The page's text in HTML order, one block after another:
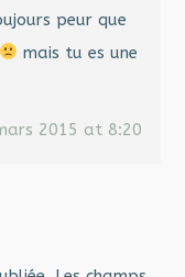
peur que
mais tu es une
2015 at 8:20